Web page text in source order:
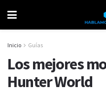
Inicio Guías
Los mejores
Hunter World